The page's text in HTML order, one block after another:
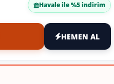
Havale ile %5 indirim
HEMEN AL